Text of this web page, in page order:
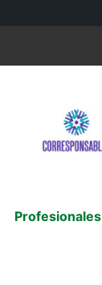
Profesionales